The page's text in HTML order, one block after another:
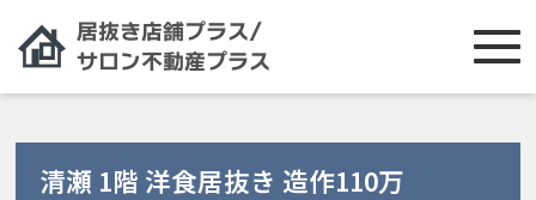
清瀬 1階 洋食居抜き 造作110万